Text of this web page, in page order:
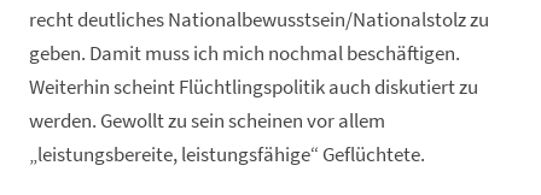
recht deutliches Nationalbewusstsein/Nationalstolz zu
geben. Damit muss ich mich nochmal beschäftigen.
Weiterhin scheint Flüchtlingspolitik auch diskutiert zu
werden. Gewollt zu sein scheinen vor allem
„leistungsbereite, leistungsfähige“ Geflüchtete.